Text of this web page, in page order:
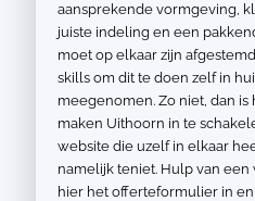
aansprekende vormgeving,
juiste indeling en een
moet op elkaar zijn
skills om dit te doen zelf in
meegenomen. Zo niet, dan
maken Uithoorn in te
website die uzelf in elkaar
namelijk teniet. Hulp van
hier het offerteformulier in